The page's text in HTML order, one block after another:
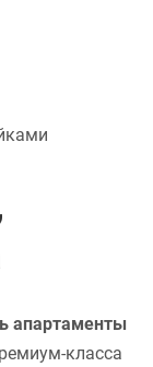
апартаменты
класса